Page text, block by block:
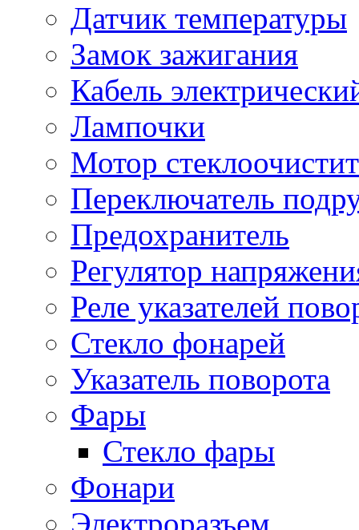
Датчик температуры
Замок зажигания
Кабель
Лампочки
Мотор
Переключатель
Предохранитель
Регулятор
Реле указателей
Стекло фонарей
Указатель поворота
Фары
Стекло фары
Фонари